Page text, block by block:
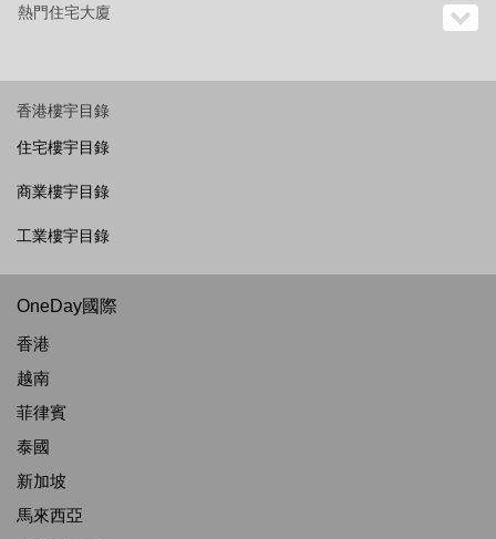
熱門住宅大廈
香港樓宇目錄
住宅樓宇目錄
商業樓宇目錄
工業樓宇目錄
OneDay國際
香港
越南
菲律賓
泰國
新加坡
馬來西亞